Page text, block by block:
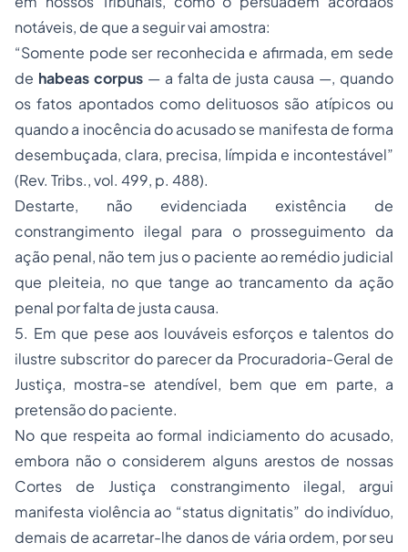
notáveis, de que a seguir vai amostra:
“Somente pode ser reconhecida e afirmada, em sede
de habeas corpus— a falta de justa causa —, quando
os fatos apontados como delituosos são atípicos ou
quando a inocência do acusado se manifesta de forma
desembuçada, clara, precisa, límpida e incontestável”
(Rev. Tribs., vol. 499, p. 488).
Destarte, não evidenciada existência de
constrangimento ilegal para o prosseguimento da
ação penal, não tem jus o paciente ao remédio judicial
que pleiteia, no que tange ao trancamento da ação
penal por falta de justa causa.
5. Em que pese aos louváveis esforços e talentos do
ilustre subscritor do parecer da Procuradoria-Geral de
Justiça, mostra-se atendível, bem que em parte, a
pretensão do paciente.
No que respeita aoformal indiciamento do acusado,
embora não o considerem alguns arestos de nossas
Cortes de Justiça constrangimento ilegal, argui
manifesta violência ao “status dignitatis” do indivíduo,
demais de acarretar-lhe danos de vária ordem, por seu